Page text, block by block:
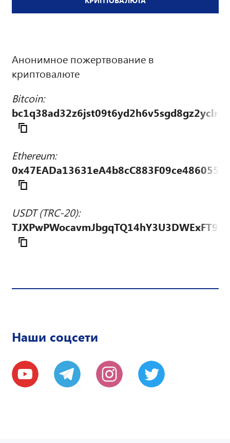
Анонимное пожертвование в
криптовалюте
Bitcoin:
Ethereum:
USDT (TRC-20):
TJXPwPWocavmJbgqTQ14hY3U3DWExFT9Vz
Наши соцсети